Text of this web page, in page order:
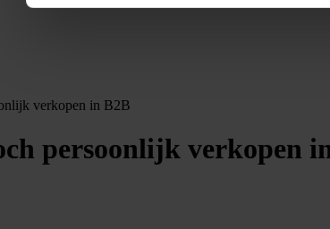
verkopen in B2B
persoonlijk verkopen